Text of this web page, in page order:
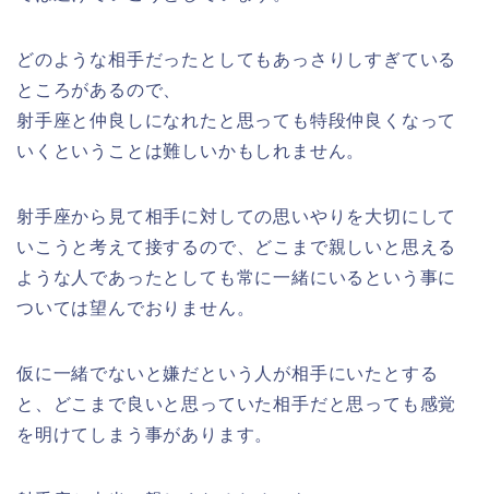
どのような相手だったとしてもあっさりしすぎている
ところがあるので、
射手座と仲良しになれたと思っても特段仲良くなって
いくということは難しいかもしれません。
射手座から見て相手に対しての思いやりを大切にして
いこうと考えて接するので、どこまで親しいと思える
ような人であったとしても常に一緒にいるという事に
ついては望んでおりません。
仮に一緒でないと嫌だという人が相手にいたとする
と、どこまで良いと思っていた相手だと思っても感覚
を明けてしまう事があります。